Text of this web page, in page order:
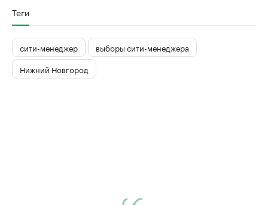
Теги
сити-менеджер
выборы сити-менеджера
Нижний Новгород